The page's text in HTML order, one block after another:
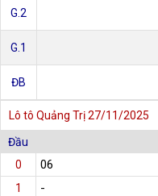
G.2
G.1
ĐB
Lô tô Quảng Trị 27/11/2025
Đầu
0
06
1 -